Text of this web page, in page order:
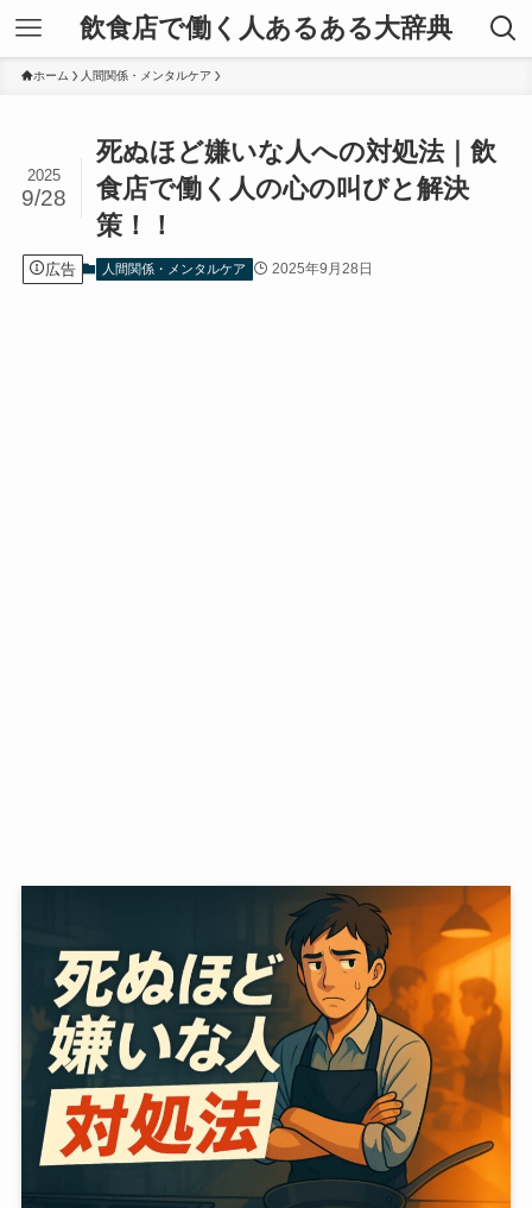
飲食店で働く人あるある大辞典
ホーム 人間関係・メンタルケア
死ぬほど嫌いな人への対処法｜飲
食店で働く人の心の叫びと解決
策！！
2025
9/28
広告 人間関係・メンタルケア 2025年9月28日